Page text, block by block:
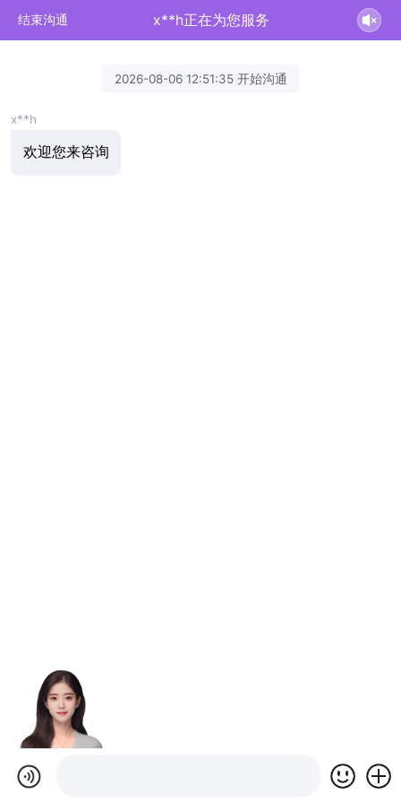
结束沟通 x**h正在为您服务
2026-08-06 12:51:35 开始沟通
x**h
欢迎您来咨询